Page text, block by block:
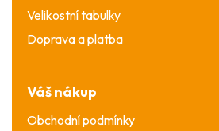
Velikostní tabulky
Doprava a platba
Váš nákup
Obchodní podmínky